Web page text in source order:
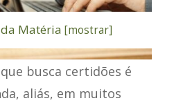
Matéria [mostrar]
busca certidões é
aliás, em muitos